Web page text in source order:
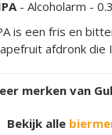
- Alcoholarm -
is een fris en
afdronk die
merken van
Bekijk alle